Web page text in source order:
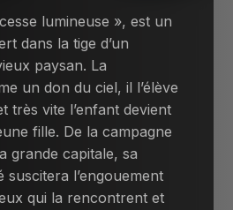
lumineuse », est un
dans la tige d’un
paysan. La
un don du ciel, il l’élève
très vite l’enfant devient
fille. De la campagne
grande capitale, sa
suscitera l’engouement
qui la rencontrent et